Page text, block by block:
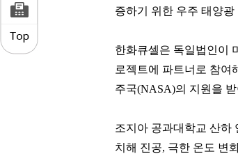
증하기 위한 우주 태양
한화큐셀은 독일법인이
로젝트에 파트너로 참여
주국(NASA)의 지원을
조지아 공과대학교 산하
치해 진공, 극한 온도 변